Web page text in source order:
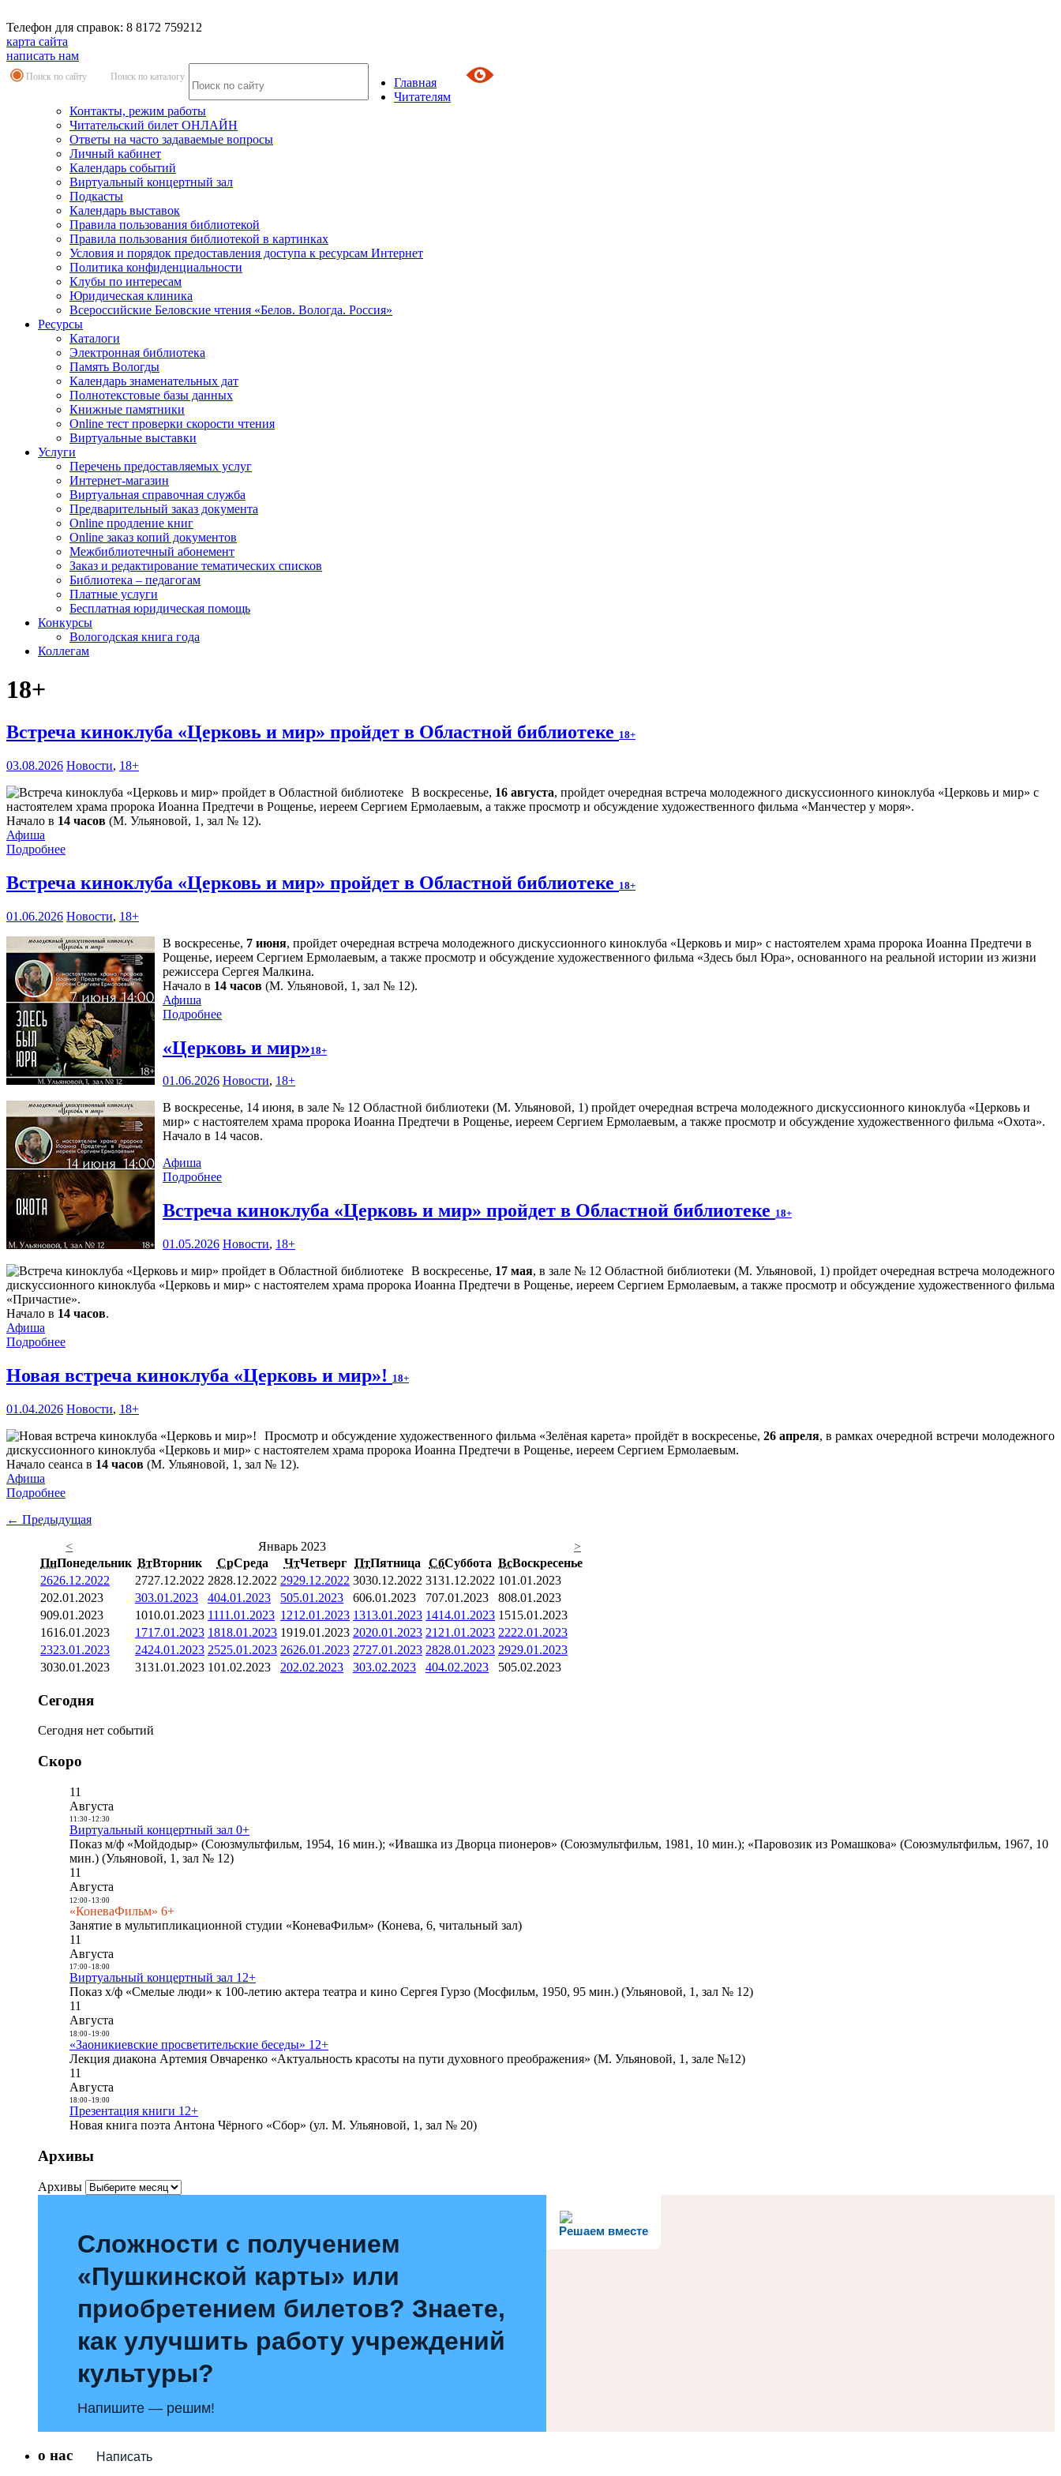
Телефон для справок: 8 8172 759212
карта сайта
написать нам
Поиск по сайту Поиск по каталогу
Главная
Читателям
Контакты, режим работы
Читательский билет ОНЛАЙН
Ответы на часто задаваемые вопросы
Личный кабинет
Календарь событий
Виртуальный концертный зал
Подкасты
Календарь выставок
Правила пользования библиотекой
Правила пользования библиотекой в картинках
Условия и порядок предоставления доступа к ресурсам Интернет
Политика конфиденциальности
Клубы по интересам
Юридическая клиника
Всероссийские Беловские чтения «Белов. Вологда. Россия»
Ресурсы
Каталоги
Электронная библиотека
Память Вологды
Календарь знаменательных дат
Полнотекстовые базы данных
Книжные памятники
Online тест проверки скорости чтения
Виртуальные выставки
Услуги
Перечень предоставляемых услуг
Интернет-магазин
Виртуальная справочная служба
Предварительный заказ документа
Online продление книг
Online заказ копий документов
Межбиблиотечный абонемент
Заказ и редактирование тематических списков
Библиотека – педагогам
Платные услуги
Бесплатная юридическая помощь
Конкурсы
Вологодская книга года
Коллегам
18+
Встреча киноклуба «Церковь и мир» пройдет в Областной библиотеке 18+
03.08.2026 Новости, 18+
В воскресенье, 16 августа, пройдет очередная встреча молодежного дискуссионного киноклуба «Церковь и мир» с
настоятелем храма пророка Иоанна Предтечи в Рощенье, иереем Сергием Ермолаевым, а также просмотр и обсуждение художественного фильма «Манчестер у моря».
Начало в 14 часов (М. Ульяновой, 1, зал № 12).
Афиша
Подробнее
Встреча киноклуба «Церковь и мир» пройдет в Областной библиотеке 18+
01.06.2026 Новости, 18+
В воскресенье, 7 июня, пройдет очередная встреча молодежного дискуссионного киноклуба «Церковь и мир» с настоятелем храма пророка Иоанна Предтечи в
Рощенье, иереем Сергием Ермолаевым, а также просмотр и обсуждение художественного фильма «Здесь был Юра», основанного на реальной истории из жизни
режиссера Сергея Малкина.
Начало в 14 часов (М. Ульяновой, 1, зал № 12).
Афиша
Подробнее
«Церковь и мир»18+
01.06.2026 Новости, 18+
В воскресенье, 14 июня, в зале № 12 Областной библиотеки (М. Ульяновой, 1) пройдет очередная встреча молодежного дискуссионного киноклуба «Церковь и
мир» с настоятелем храма пророка Иоанна Предтечи в Рощенье, иереем Сергием Ермолаевым, а также просмотр и обсуждение художественного фильма «Охота».
Начало в 14 часов.
Афиша
Подробнее
Встреча киноклуба «Церковь и мир» пройдет в Областной библиотеке 18+
01.05.2026 Новости, 18+
В воскресенье, 17 мая, в зале № 12 Областной библиотеки (М. Ульяновой, 1) пройдет очередная встреча молодежного
дискуссионного киноклуба «Церковь и мир» с настоятелем храма пророка Иоанна Предтечи в Рощенье, иереем Сергием Ермолаевым, а также просмотр и обсуждение художественного фильма
«Причастие».
Начало в 14 часов.
Афиша
Подробнее
Новая встреча киноклуба «Церковь и мир»! 18+
01.04.2026 Новости, 18+
Просмотр и обсуждение художественного фильма «Зелёная карета» пройдёт в воскресенье, 26 апреля, в рамках очередной встречи молодежного
дискуссионного киноклуба «Церковь и мир» с настоятелем храма пророка Иоанна Предтечи в Рощенье, иереем Сергием Ермолаевым.
Начало сеанса в 14 часов (М. Ульяновой, 1, зал № 12).
Афиша
Подробнее
← Предыдущая
<
Январь 2023
>
ПнПонедельник ВтВторник СрСреда ЧтЧетверг ПтПятница СбСуббота ВсВоскресенье
2626.12.2022 2727.12.2022 2828.12.2022 2929.12.2022 3030.12.2022 3131.12.2022 101.01.2023
202.01.2023 303.01.2023 404.01.2023 505.01.2023 606.01.2023 707.01.2023 808.01.2023
909.01.2023 1010.01.2023 1111.01.2023 1212.01.2023 1313.01.2023 1414.01.2023 1515.01.2023
1616.01.2023 1717.01.2023 1818.01.2023 1919.01.2023 2020.01.2023 21 21.01.2023 2222.01.2023
2323.01.2023 2424.01.2023 2525.01.2023 2626.01.2023 2727.01.2023 2828.01.2023 2929.01.2023
3030.01.2023 3131.01.2023 101.02.2023 202.02.2023 303.02.2023 404.02.2023 505.02.2023
Сегодня
Сегодня нет событий
Скоро
11
Августа
11:30- 12:30
Виртуальный концертный зал 0+
Показ м/ф «Мойдодыр» (Союзмультфильм, 1954, 16 мин.); «Ивашка из Дворца пионеров» (Союзмультфильм, 1981, 10 мин.); «Паровозик из Ромашкова» (Союзмультфильм, 1967, 10
мин.) (Ульяновой, 1, зал № 12)
11
Августа
12:00- 13:00
«КоневаФильм» 6+
Занятие в мультипликационной студии «КоневаФильм» (Конева, 6, читальный зал)
11
Августа
17:00- 18:00
Виртуальный концертный зал 12+
Показ х/ф «Смелые люди» к 100-летию актера театра и кино Сергея Гурзо (Мосфильм, 1950, 95 мин.) (Ульяновой, 1, зал № 12)
11
Августа
18:00- 19:00
«Заоникиевские просветительские беседы» 12+
Лекция диакона Артемия Овчаренко «Актуальность красоты на пути духовного преображения» (М. Ульяновой, 1, зале №12)
11
Августа
18:00- 19:00
Презентация книги 12+
Новая книга поэта Антона Чёрного «Сбор» (ул. М. Ульяновой, 1, зал № 20)
Архивы
Архивы
Решаем вместе
Сложности с получением
«Пушкинской карты» или
приобретением билетов? Знаете,
как улучшить работу учреждений
культуры?
Напишите — решим!
Написать
о нас